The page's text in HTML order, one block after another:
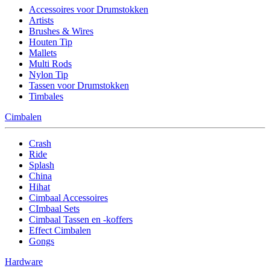
Accessoires voor Drumstokken
Artists
Brushes & Wires
Houten Tip
Mallets
Multi Rods
Nylon Tip
Tassen voor Drumstokken
Timbales
Cimbalen
Crash
Ride
Splash
China
Hihat
Cimbaal Accessoires
CImbaal Sets
Cimbaal Tassen en -koffers
Effect Cimbalen
Gongs
Hardware